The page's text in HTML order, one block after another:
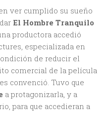
ver cumplido su sueño
El Hombre Tranquilo
productora accedió
especializada en
de reducir el
comercial de la película
convenció. Tuvo que
a protagonizarla, y a
para que accedieran a